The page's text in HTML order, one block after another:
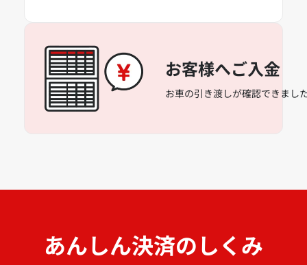
お客様へご入金
お車の引き渡しが確認できまし
あんしん決済のしくみ